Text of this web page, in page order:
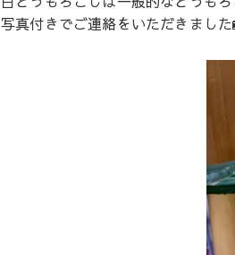
写真付きでご連絡をいただきました